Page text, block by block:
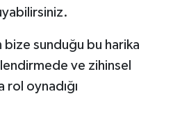
bize sunduğu bu harika
ve zihinsel
rol oynadığı